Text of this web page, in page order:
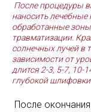
После процедуры
наносить
обработанные
травматизации.
солнечных лучей в
зависимости от
длится 2-3, 5-7, 10-
глубокой шлифовки
После